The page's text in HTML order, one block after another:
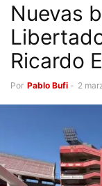
Nuevas
Ricardo
Por Pablo Bufi - 2